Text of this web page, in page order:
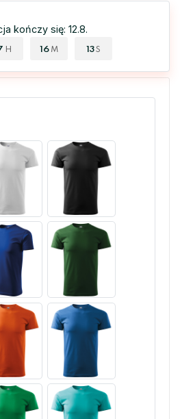
kończy się: 12.8.
H 16 M 13S